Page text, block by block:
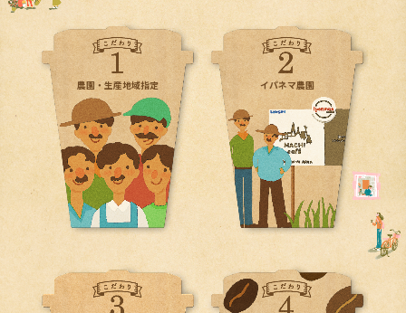
農園・生産地域指定 イパネマ農園